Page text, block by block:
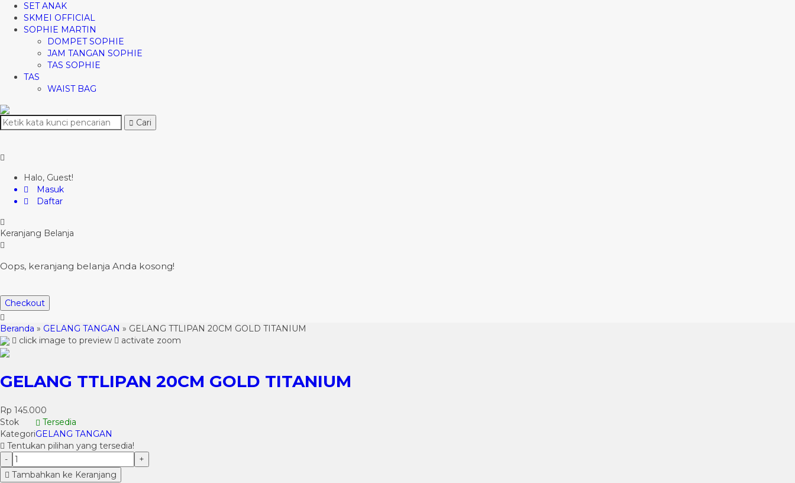
SET ANAK
SKMEI OFFICIAL
SOPHIE MARTIN
DOMPET SOPHIE
JAM TANGAN SOPHIE
TAS SOPHIE
TAS
WAIST BAG
Cari
Halo, Guest!
Masuk
Daftar
Keranjang Belanja
Oops, keranjang belanja Anda kosong!
Checkout
Beranda » GELANG TANGAN » GELANG TTLIPAN 20CM GOLD TITANIUM
click image to preview
activate zoom
GELANG TTLIPAN 20CM GOLD TITANIUM
Rp 145.000
Stok
Tersedia
KategoriGELANG TANGAN
Tentukan pilihan yang tersedia!
-
+
Tambahkan ke Keranjang